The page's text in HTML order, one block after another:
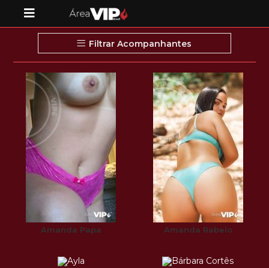
Filtrar Acompanhantes
Amanda Papa Amanda Rabelo